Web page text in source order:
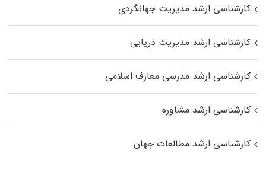
کارشناسی ارشد مدیریت جهانگردی
کارشناسی ارشد مدیریت دریایی
کارشناسی ارشد مدرسی معارف اسلامی
کارشناسی ارشد مشاوره
کارشناسی ارشد مطالعات جهان